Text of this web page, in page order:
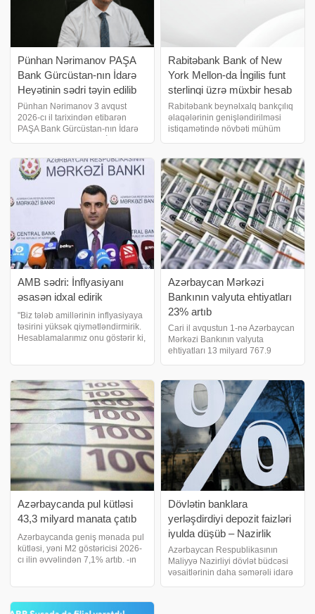
Pünhan Nərimanov PAŞA
Bank Gürcüstan-nın İdarə
Heyətinin sədri təyin edilib
Pünhan Nərimanov 3 avqust
2026-cı il tarixindən etibarən
PAŞA Bank Gürcüstan-nın İdarə
Bu təyinat bankda əvvəlcədən
planlaşdırılmış rəhbərlik
dəyişikliyi prosesini
Rabitəbank Bank of New
York Mellon-da İngilis funt
sterlinqi üzrə müxbir hesab
açıb
Rabitəbank beynəlxalq bankçılıq
əlaqələrinin genişləndirilməsi
istiqamətində növbəti mühüm
Bank of New York Mellon (BNY)
ilə əməkdaşlığını daha da inkişaf
etdirib
AMB sədri: İnflyasiyanı
əsasən idxal edirik
"Biz tələb amillərinin inflyasiyaya
təsirini yüksək qiymətləndirmirik.
Hesablamalarımız onu göstərir ki,
portfelini
Azərbaycan Mərkəzi
Bankının valyuta ehtiyatları
23% artıb
Cari il avqustun 1-nə Azərbaycan
Mərkəzi Bankının valyuta
ehtiyatları 13 milyard 767.9
Bankına istinadən xəbər verir. Bu,
iyulun 1-i ilə müqayisədə 4.6%,
ötən ili
Azərbaycanda pul kütləsi
43,3 milyard manata çatıb
Azərbaycanda geniş mənada pul
kütləsi, yəni M2 göstəricisi 2026-
cı ilin əvvəlindən 7,1% artıb. -ın
milyard 254,2 milyon mana
Dövlətin banklara
yerləşdirdiyi depozit faizləri
iyulda düşüb – Nazirlik
Azərbaycan Respublikasının
Maliyyə Nazirliyi dövlət büdcəsi
vəsaitlərinin daha səmərəli idarə